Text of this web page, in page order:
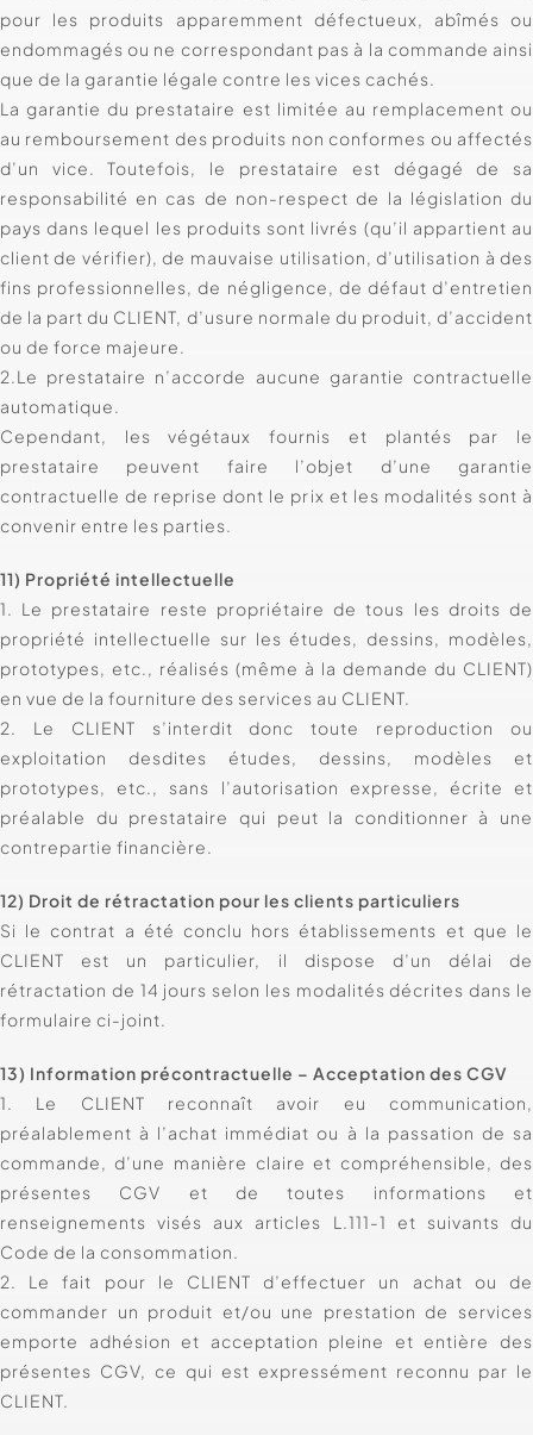
pour les produits apparemment défectueux, abîmés ou
endommagés ou ne correspondant pas à la commande ainsi
que de la garantie légale contre les vices cachés.
La garantie du prestataire est limitée au remplacement ou
au remboursement des produits non conformes ou affectés
d’un vice. Toutefois, le prestataire est dégagé de sa
responsabilité en cas de non-respect de la législation du
pays dans lequel les produits sont livrés (qu’il appartient au
client de vérifier), de mauvaise utilisation, d’utilisation à des
fins professionnelles, de négligence, de défaut d’entretien
de la part du CLIENT, d’usure normale du produit, d’accident
ou de force majeure.
2.Le prestataire n’accorde aucune garantie contractuelle
automatique.
Cependant, les végétaux fournis et plantés par le
prestataire peuvent faire l’objet d’une garantie
contractuelle de reprise dont le prix et les modalités sont à
convenir entre les parties.
11) Propriété intellectuelle
1. Le prestataire reste propriétaire de tous les droits de
propriété intellectuelle sur les études, dessins, modèles,
prototypes, etc., réalisés (même à la demande du CLIENT)
en vue de la fourniture des services au CLIENT.
2. Le CLIENT s’interdit donc toute reproduction ou
exploitation desdites études, dessins, modèles et
prototypes, etc., sans l’autorisation expresse, écrite et
préalable du prestataire qui peut la conditionner à une
contrepartie financière.
12) Droit de rétractation pour les clients particuliers
Si le contrat a été conclu hors établissements et que le
CLIENT est un particulier, il dispose d’un délai de
rétractation de 14 jours selon les modalités décrites dans le
formulaire ci-joint.
13) Information précontractuelle – Acceptation des CGV
1. Le CLIENT reconnaît avoir eu communication,
préalablement à l’achat immédiat ou à la passation de sa
commande, d’une manière claire et compréhensible, des
présentes CGV et de toutes informations et
renseignements visés aux articles L.111-1 et suivants du
Code de la consommation.
2. Le fait pour le CLIENT d’effectuer un achat ou de
commander un produit et/ou une prestation de services
emporte adhésion et acceptation pleine et entière des
présentes CGV, ce qui est expressément reconnu par le
CLIENT.